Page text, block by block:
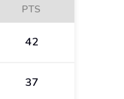
PTS
42
37